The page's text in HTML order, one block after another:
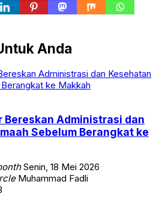
Anda
Bereskan Administrasi dan
Sebelum Berangkat ke
Senin, 18 Mei 2026
Muhammad Fadli